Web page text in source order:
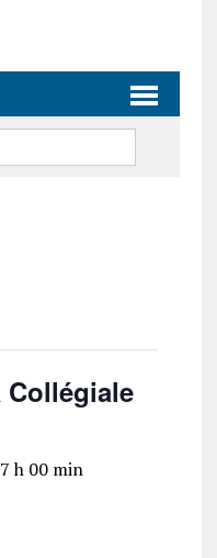
Collégiale
h 00 min